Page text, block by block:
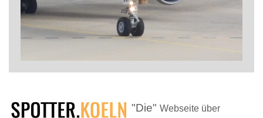
"Die" Webseite über